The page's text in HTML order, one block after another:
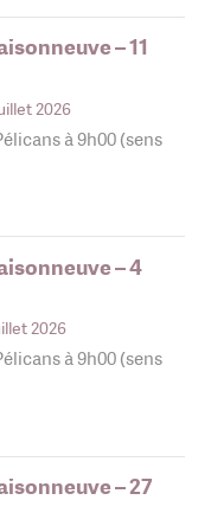
– 11
2026
à 9h00 (sens
– 4
2026
à 9h00 (sens
– 27